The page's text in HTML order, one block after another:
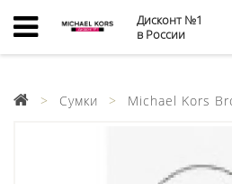
Дисконт №1
в России
Сумки Michael Kors